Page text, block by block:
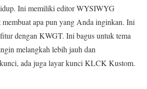
Ini memiliki editor WYSIWYG
membuat apa pun yang Anda inginkan. Ini
dengan KWGT. Ini bagus untuk tema
melangkah lebih jauh dan
ada juga layar kunci KLCK Kustom.